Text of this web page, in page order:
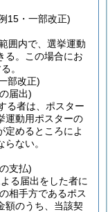
15・一部改正)
囲内で、選挙運動
。
この場合にお
。
部改正)
届出)
る者は、ポスター
運動用ポスターの
定めるところによ
ない。
支払)
る届出をした者に
相手方であるポス
額のうち、当該契